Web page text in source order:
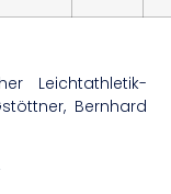
Leichtathletik-
Bernhard